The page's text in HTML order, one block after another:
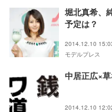
堀北真希、
予定は？
2014.12.10
モデルプレス
中居正広×
2014.12.10